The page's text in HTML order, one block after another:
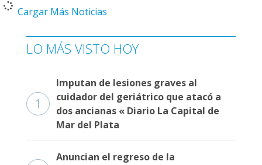
Cargar Más Noticias
LO MÁS VISTO HOY
1
Imputan de lesiones graves al
cuidador del geriátrico que atacó a
dos ancianas « Diario La Capital de
Mar del Plata
Anuncian el regreso de la